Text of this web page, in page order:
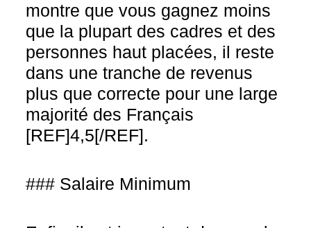
montre que vous gagnez moins
que la plupart des cadres et des
personnes haut placées, il reste
dans une tranche de revenus
plus que correcte pour une large
majorité des Français
[REF]4,5[/REF].
### Salaire Minimum